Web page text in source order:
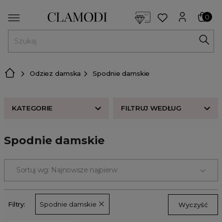
0
Odziez damska Spodnie damskie
KATEGORIE FILTRUJ WEDŁUG
Nowości w butiku Clamodi
Bestsellery
Odzież damska
Buty damskie
Akcesoria
Premium
KATEGORIE
ROZMIAR
Spodnie damskie
Sortuj wg: Najnowsze najpierw
Filtry: Wyczyść
Spodnie damskie